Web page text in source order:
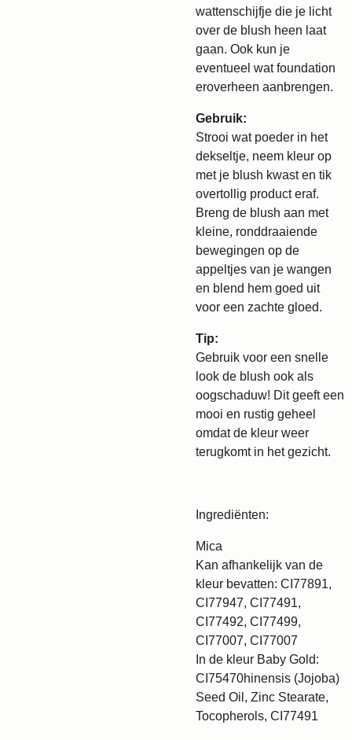
wattenschijfje die je licht
over de blush heen laat
gaan. Ook kun je
eventueel wat foundation
eroverheen aanbrengen.
Gebruik:
Strooi wat poeder in het
dekseltje, neem kleur op
met je blush kwast en tik
overtollig product eraf.
Breng de blush aan met
kleine, ronddraaiende
bewegingen op de
appeltjes van je wangen
en blend hem goed uit
voor een zachte gloed.
Tip:
Gebruik voor een snelle
look de blush ook als
oogschaduw! Dit geeft een
mooi en rustig geheel
omdat de kleur weer
terugkomt in het gezicht.
Ingrediënten:
Mica
Kan afhankelijk van de
kleur bevatten: CI77891,
CI77947, CI77491,
CI77492, CI77499,
CI77007, CI77007
In de kleur Baby Gold:
CI75470hinensis (Jojoba)
Seed Oil, Zinc Stearate,
Tocopherols, CI77491